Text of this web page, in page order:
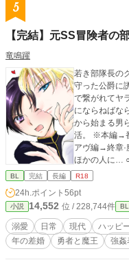
5
【完結】元SS冒険者の
竜鳴躍
若き部隊長の
守った公爵に
で繋がれてヤ
にならねばな
から始まる男
活。 ※本編→
アヴ編→終章·魔王と勇者
ほかの人に…
https://
お話追加しま
BL 完結 長編 R18
24h.ポイント 56pt
小説 14,552 位 / 228,744件 BL
溺愛 日常 現代 ハッピ
年の差婚
勇者と魔王 強姦